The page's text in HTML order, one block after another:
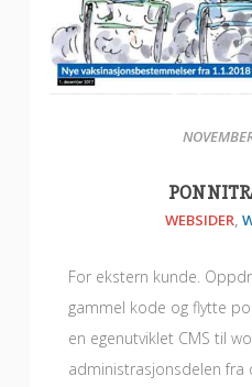
WEBSIDER
For ekstern kunde.
gammel kode og flytte
en egenutviklet CMS til
administrasjonsdelen fra